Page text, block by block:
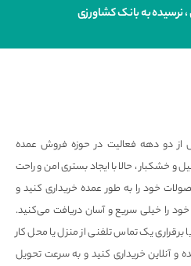
، نرسیده به بانک کشاورزی
از دو دهه فعالیت در حوزه فروش عمده
و خشکبار ، حالا با ایجاد بستری امن و راحت
خود را به طور عمده خریداری کنید و
را خیلی سریع و آسان دریافت می‌کنید.
برقراری یک تماس تلفنی از منزل یا محل کار
و آنلاین خریداری کنید و به سرعت تحویل